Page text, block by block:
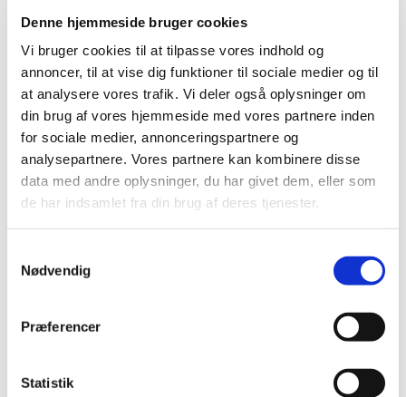
Denne hjemmeside bruger cookies
Vi bruger cookies til at tilpasse vores indhold og
annoncer, til at vise dig funktioner til sociale medier og til
at analysere vores trafik. Vi deler også oplysninger om
din brug af vores hjemmeside med vores partnere inden
for sociale medier, annonceringspartnere og
analysepartnere. Vores partnere kan kombinere disse
data med andre oplysninger, du har givet dem, eller som
de har indsamlet fra din brug af deres tjenester.
Nødvendig
Præferencer
Statistik
september (13)
juli (5)
juni (21)
maj (18)
april (11)
marts (13)
februar (29)
januar (25)
2021 (516)
2019 (159)
2017 (167)
2015 (33)